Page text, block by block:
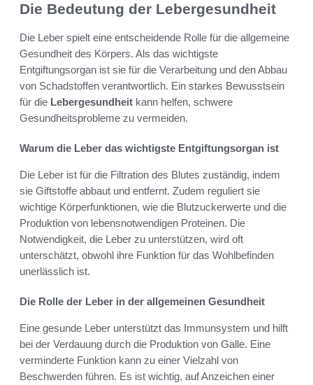
Die Bedeutung der Lebergesundheit
Die Leber spielt eine entscheidende Rolle für die allgemeine
Gesundheit des Körpers. Als das wichtigste
Entgiftungsorgan ist sie für die Verarbeitung und den Abbau
von Schadstoffen verantwortlich. Ein starkes Bewusstsein
für die Lebergesundheit kann helfen, schwere
Gesundheitsprobleme zu vermeiden.
Warum die Leber das wichtigste Entgiftungsorgan ist
Die Leber ist für die Filtration des Blutes zuständig, indem
sie Giftstoffe abbaut und entfernt. Zudem reguliert sie
wichtige Körperfunktionen, wie die Blutzuckerwerte und die
Produktion von lebensnotwendigen Proteinen. Die
Notwendigkeit, die Leber zu unterstützen, wird oft
unterschätzt, obwohl ihre Funktion für das Wohlbefinden
unerlässlich ist.
Die Rolle der Leber in der allgemeinen Gesundheit
Eine gesunde Leber unterstützt das Immunsystem und hilft
bei der Verdauung durch die Produktion von Galle. Eine
verminderte Funktion kann zu einer Vielzahl von
Beschwerden führen. Es ist wichtig, auf Anzeichen einer